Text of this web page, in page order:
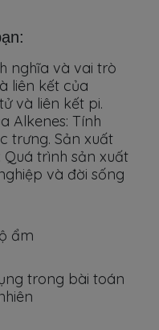
nghĩa và vai trò
liên kết của
và liên kết pi.
Alkenes: Tính
trưng. Sản xuất
trình sản xuất
và đời sống
ẩm
trong bài toán